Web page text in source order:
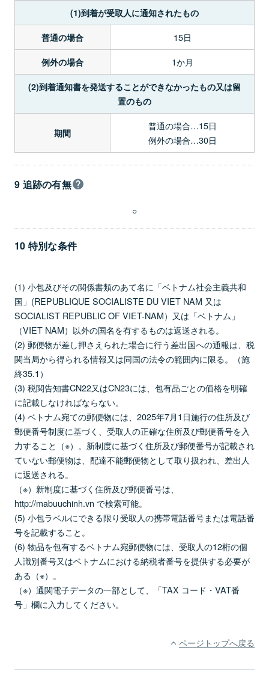
(1)到着が受取人に通知されたもの
普通の場合 15日
例外の場合 1か月
(2)到着通知書を発送することができなかったもの又は留
置のもの
期間
普通の場合…15日
例外の場合…30日
9 追跡の有無
○
10 特別な条件
(1) 小包及びその関係書類のあて名に「ベトナム社会主義共和
国」(REPUBLIQUE SOCIALISTE DU VIET NAM 又は
SOCIALIST REPUBLIC OF VIET-NAM）又は「ベトナム」
（VIET NAM）以外の国名を有するものは返送される。
(2) 郵便物が差し押さえられた場合に行う差出国への通報は、税
関当局から得られる情報又は同国の法令の範囲内に限る。（施
終35.1）
(3) 税関告知書CN22又はCN23には、包有品ごとの価格を明確
に記載しなければならない。
(4) ベトナム宛ての郵便物には、2025年7月1日施行の住所及び
郵便番号制度に基づく、受取人の正確な住所及び郵便番号を入
力すること（※）。新制度に基づく住所及び郵便番号が記載され
ていない郵便物は、配達不能郵便物として取り扱われ、差出人
に返送される。
（※）新制度に基づく住所及び郵便番号は、
http://mabuuchinh.vn で検索可能。
(5) 小包ラベルにできる限り受取人の携帯電話番号または電話番
号を記載すること。
(6) 物品を包有するベトナム宛郵便物には、受取人の12桁の個
人識別番号又はベトナムにおける納税者番号を提供する必要が
ある（※）。
（※）通関電子データの一部として、「TAX コード・VAT番
号」欄に入力してください。
ページトップへ戻る